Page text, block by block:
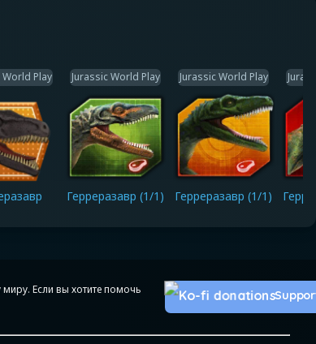
World Play Jurassic World Play
Герреразавр (1/1)
Jurassic World Play
Герреразавр (1/1)
Если вы хотите помочь